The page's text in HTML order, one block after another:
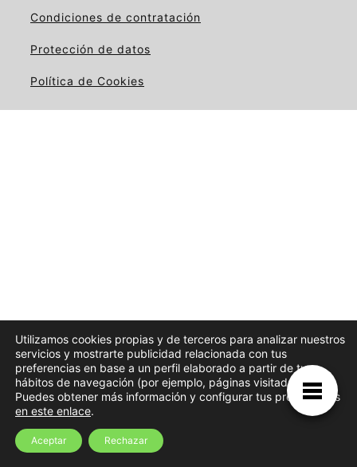
Condiciones de contratación
Protección de datos
Política de Cookies
Utilizamos cookies propias y de terceros para analizar nuestros
servicios y mostrarte publicidad relacionada con tus
preferencias en base a un perfil elaborado a partir de tus
hábitos de navegación (por ejemplo, páginas visitadas).
Puedes obtener más información y configurar tus preferencias
en este enlace.
Aceptar Rechazar